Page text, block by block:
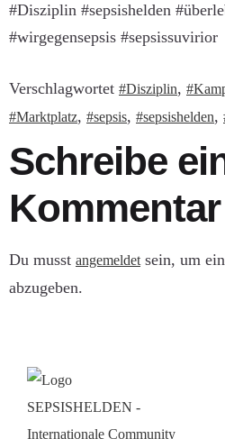
#Disziplin #sepsishelden
#wirgegensepsis #sepsissuvirior
Verschlagwortet #Disziplin,
#Marktplatz, #sepsis, #sepsishelden,
Schreibe
Kommentar
Du musst angemeldetsein, um
abzugeben.